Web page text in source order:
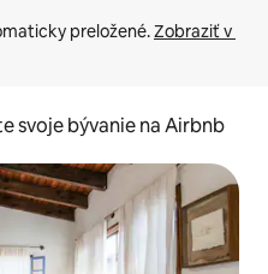
preložené. Zobraziť v
svoje bývanie na Airbnb